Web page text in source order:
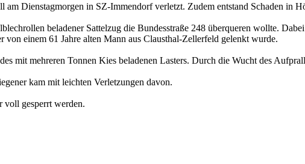
Dienstagmorgen in SZ-Immendorf verletzt. Zudem entstand Schaden in
beladener Sattelzug die Bundesstraße 248 überqueren wollte.
von einem 61 Jahre alten Mann aus Clausthal-Zellerfeld gelenkt wurde.
mit mehreren Tonnen Kies beladenen Lasters. Durch die Wucht des
kam mit leichten Verletzungen davon.
voll gesperrt werden.